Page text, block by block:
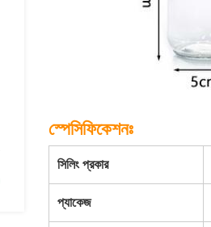
স্পেসিফিকেশনঃ
সিলিং প্রকার
প্যাকেজ